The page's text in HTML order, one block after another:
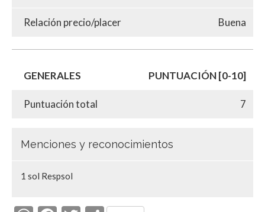
Relación precio/placer Buena
GENERALES PUNTUACIÓN [0-10]
Puntuación total 7
Menciones y reconocimientos
1 sol Respsol